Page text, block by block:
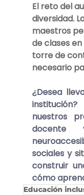
El reto del
diversidad.
maestros
de clases
torre de
necesario
¿Desea
institución?
nuestros
sociales y
construir
cómo
Educación